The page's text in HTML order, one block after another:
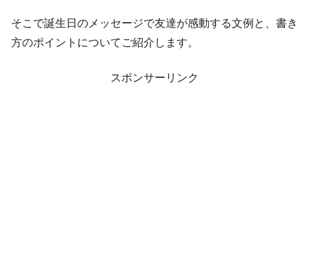
そこで誕生日のメッセージで友達が感動する文例と、書き
方のポイントについてご紹介します。
スポンサーリンク